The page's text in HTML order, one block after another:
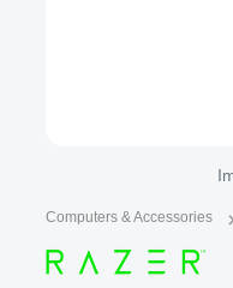
Computers & Accessories